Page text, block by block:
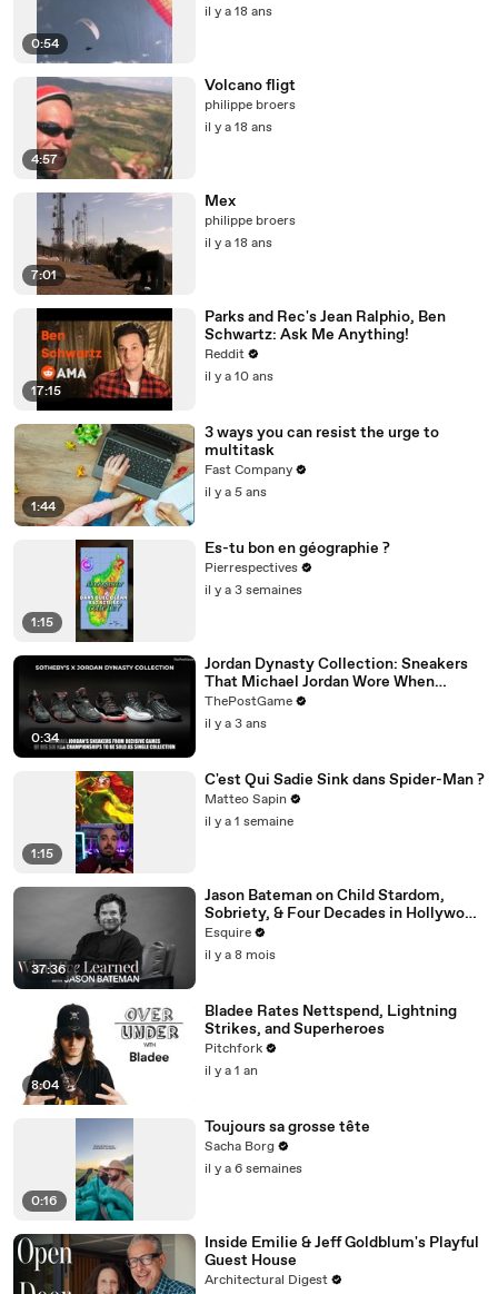
0:54
il y a 18 ans
4:57
Volcano fligt
philippe broers
il y a 18 ans
7:01
Mex
philippe broers
il y a 18 ans
17:15
Parks and Rec's Jean Ralphio, Ben
Schwartz: Ask Me Anything!
Reddit
il y a 10 ans
1:44
3 ways you can resist the urge to
multitask
Fast Company
il y a 5 ans
1:15
Es-tu bon en géographie ?
Pierrespectives
il y a 3 semaines
0:34
Jordan Dynasty Collection: Sneakers
That Michael Jordan Wore When
Winning Six NBA Titles
ThePostGame
il y a 3 ans
1:15
C'est Qui Sadie Sink dans Spider-Man ?
Matteo Sapin
il y a 1 semaine
37:36
Jason Bateman on Child Stardom,
Sobriety, & Four Decades in Hollywood
| What I’ve Learned | Esquire
Esquire
il y a 8 mois
8:04
Bladee Rates Nettspend, Lightning
Strikes, and Superheroes
Pitchfork
il y a 1 an
0:16
Toujours sa grosse tête
Sacha Borg
il y a 6 semaines
Inside Emilie & Jeff Goldblum's Playful
Guest House
Architectural Digest